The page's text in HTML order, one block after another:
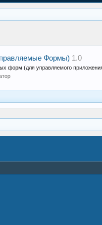
Формы) 1.0
форм (для управляемого